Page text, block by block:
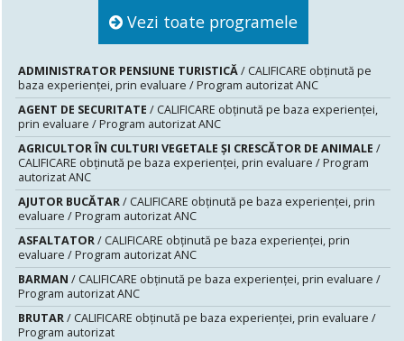
Vezi toate programele
ADMINISTRATOR PENSIUNE TURISTICĂ/ CALIFICARE obținută pe
baza experienței, prin evaluare / Program autorizat ANC
AGENT DE SECURITATE / CALIFICARE obținută pe baza experienței,
prin evaluare / Program autorizat ANC
AGRICULTOR ÎN CULTURI VEGETALE ȘI CRESCĂTOR DE ANIMALE /
CALIFICARE obținută pe baza experienței, prin evaluare / Program
autorizat ANC
AJUTOR BUCĂTAR/ CALIFICARE obținută pe baza experienței, prin
evaluare / Program autorizat ANC
ASFALTATOR/ CALIFICARE obținută pe baza experienței, prin
evaluare / Program autorizat ANC
BARMAN / CALIFICARE obținută pe baza experienței, prin evaluare /
Program autorizat ANC
BRUTAR/ CALIFICARE obținută pe baza experienței, prin evaluare /
Program autorizat